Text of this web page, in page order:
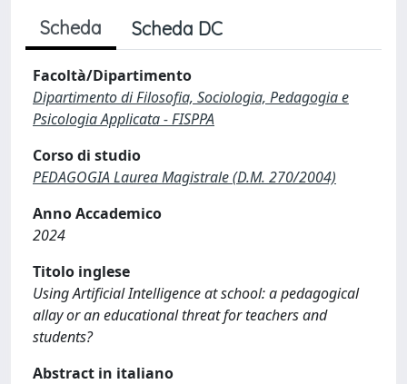
Scheda Scheda DC
Facoltà/Dipartimento
Dipartimento di Filosofia, Sociologia, Pedagogia e
Psicologia Applicata - FISPPA
Corso di studio
PEDAGOGIA Laurea Magistrale (D.M. 270/2004)
Anno Accademico
2024
Titolo inglese
Using Artificial Intelligence at school: a pedagogical
allay or an educational threat for teachers and
students?
Abstract in italiano